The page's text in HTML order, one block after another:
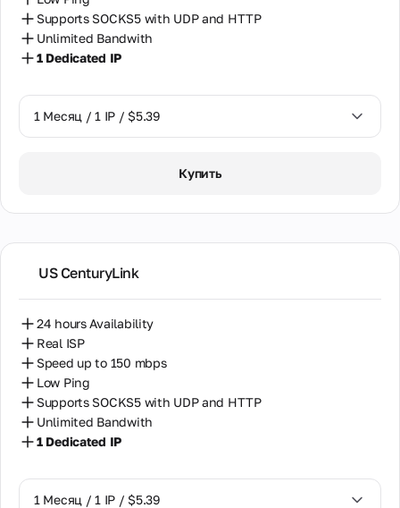
Supports SOCKS5 with UDP and HTTP
Unlimited Bandwith
1 Dedicated IP
1 Месяц / 1 IP / $5.39
Купить
US CenturyLink
24 hours Availability
Real ISP
Speed up to 150 mbps
Low Ping
Supports SOCKS5 with UDP and HTTP
Unlimited Bandwith
1 Dedicated IP
1 Месяц / 1 IP / $5.39